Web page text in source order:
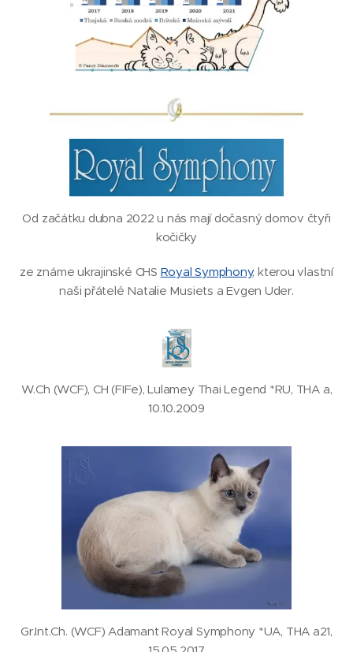
Od začátku dubna 2022 u nás mají dočasný domov čtyři
kočičky
ze známe ukrajinské CHS Royal Symphony, kterou vlastní
naši přátelé Natalie Musiets a Evgen Uder.
W.Ch (WCF), CH (FIFe), Lulamey Thai Legend *RU, THA a,
10.10.2009
Gr.Int.Ch. (WCF) Adamant Royal Symphony *UA, THA a21,